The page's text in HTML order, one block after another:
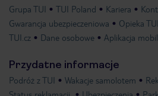
Grupa TUI TUI Poland Kariera
Gwarancja ubezpieczeniowa
Opieka
TUI.cz
Dane osobowe Aplikacja
Przydatne informacje
Podróż z TUI Wakacje samolotem